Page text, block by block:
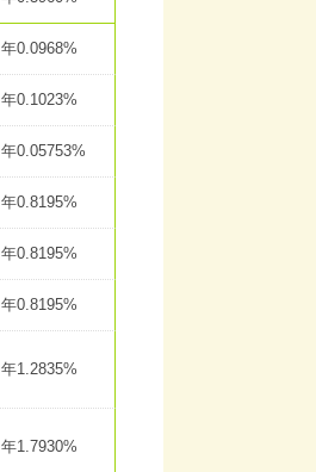
年0.0968%
年0.1023%
年0.05753%
年0.8195%
年0.8195%
年0.8195%
年1.2835%
年1.7930%